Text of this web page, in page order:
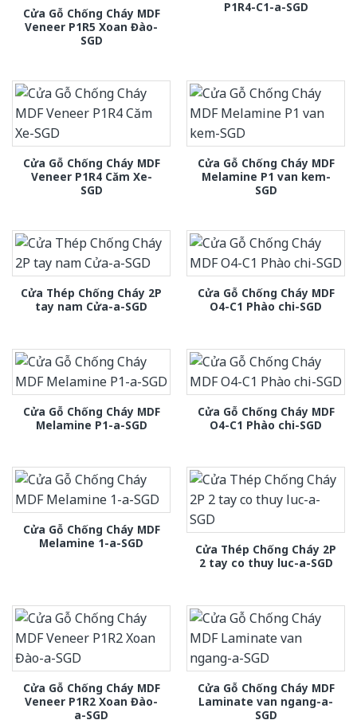
Cửa Gỗ Chống Cháy MDF
Veneer P1R5 Xoan Đào-
SGD
P1R4-C1-a-SGD
Cửa Gỗ Chống Cháy MDF
Veneer P1R4 Căm Xe-
SGD
Cửa Gỗ Chống Cháy MDF
Melamine P1 van kem-
SGD
Cửa Thép Chống Cháy 2P
tay nam Cửa-a-SGD
Cửa Gỗ Chống Cháy MDF
O4-C1 Phào chi-SGD
Cửa Gỗ Chống Cháy MDF
Melamine P1-a-SGD
Cửa Gỗ Chống Cháy MDF
O4-C1 Phào chi-SGD
Cửa Gỗ Chống Cháy MDF
Melamine 1-a-SGD
Cửa Thép Chống Cháy 2P
2 tay co thuy luc-a-SGD
Cửa Gỗ Chống Cháy MDF
Veneer P1R2 Xoan Đào-
a-SGD
Cửa Gỗ Chống Cháy MDF
Laminate van ngang-a-
SGD